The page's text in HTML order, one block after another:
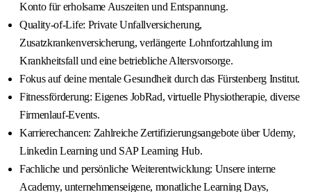
Konto für erholsame Auszeiten und Entspannung.
Quality-of-Life: Private Unfallversicherung,
Zusatzkrankenversicherung, verlängerte Lohnfortzahlung im
Krankheitsfall und eine betriebliche Altersvorsorge.
Fokus auf deine mentale Gesundheit durch das Fürstenberg Institut.
Fitnessförderung: Eigenes JobRad, virtuelle Physiotherapie, diverse
Firmenlauf-Events.
Karrierechancen: Zahlreiche Zertifizierungsangebote über Udemy,
Linkedin Learning und SAP Learning Hub.
Fachliche und persönliche Weiterentwicklung: Unsere interne
Academy, unternehmenseigene, monatliche Learning Days,